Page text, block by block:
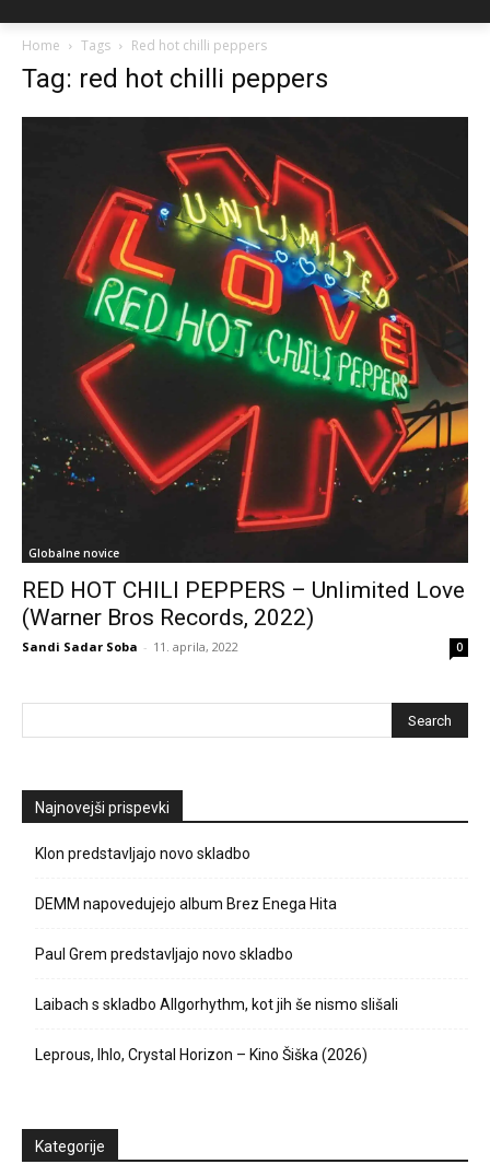
Home Tags Red hot chilli peppers
Tag: red hot chilli peppers
Globalne novice
RED HOT CHILI PEPPERS – Unlimited Love
(Warner Bros Records, 2022)
Sandi Sadar Soba - 11. aprila, 2022 0
Najnovejši prispevki
Klon predstavljajo novo skladbo
DEMM napovedujejo album Brez Enega Hita
Paul Grem predstavljajo novo skladbo
Laibach s skladbo Allgorhythm, kot jih še nismo slišali
Leprous, Ihlo, Crystal Horizon – Kino Šiška (2026)
Kategorije